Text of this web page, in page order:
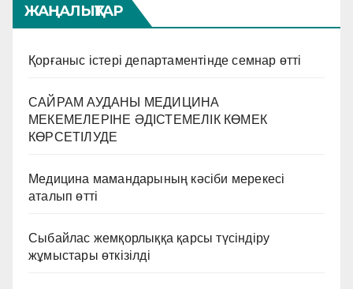
ЖАҢАЛЫҚТАР
Қорғаныс істері департаментінде семнар өтті
САЙРАМ АУДАНЫ МЕДИЦИНА
МЕКЕМЕЛЕРІНЕ ӘДІСТЕМЕЛІК КӨМЕК
КӨРСЕТІЛУДЕ
Медицина мамандарының кәсіби мерекесі
аталып өтті
Сыбайлас жемқорлыққа қарсы түсіндіру
жұмыстары өткізілді